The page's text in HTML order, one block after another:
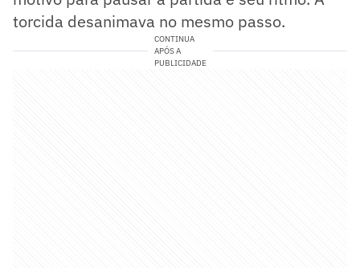
torcida desanimava no mesmo passo.
CONTINUA
APÓS A
PUBLICIDADE